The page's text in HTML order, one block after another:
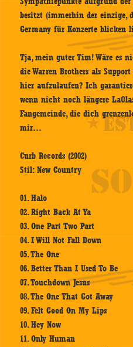
besitzt (immerhin der einzige,
Germany für Konzerte blicken
Tja, mein guter Tim! Wäre es
die Warren Brothers als
hier aufzulaufen? Ich
wenn nicht noch längere
Fangemeinde, die dich
mir…
Curb Records (2002)
Stil: New Country
01. Halo
02. Right Back At Ya
03. One Part Two Part
04. I Will Not Fall Down
05. The One
06. Better Than I Used To Be
07. Touchdown Jesus
08. The One That Got Away
09. Felt Good On My Lips
10. Hey Now
11. Only Human